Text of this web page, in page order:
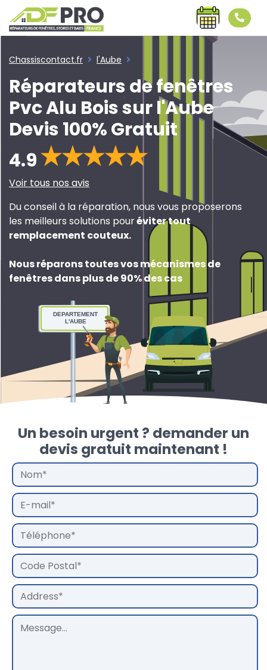
Chassiscontact.fr l'Aube
Réparateurs de fenêtres
Pvc Alu Bois sur l'Aube
Devis 100% Gratuit
4.9
Voir tous nos avis
Du conseil à la réparation, nous vous proposerons
les meilleurs solutions pouréviter tout
remplacement couteux.
Nous réparons toutes vos mécanismes de
fenêtres dans plus de 90% des cas
DEPARTEMENT
L'AUBE
Un besoin urgent ? demander un
devis gratuit maintenant !